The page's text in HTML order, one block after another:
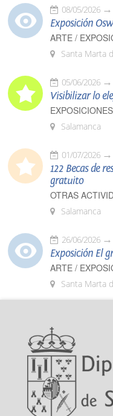
08/05/2026
Exposición
ARTE /
Santa Marta
05/06/2026
Visibilizar lo
EXPOSICIONES
Salamanca
01/07/2026
122 Becas de
gratuito
OTRAS
Salamanca
26/06/2026
Exposición El
ARTE /
Santa Marta